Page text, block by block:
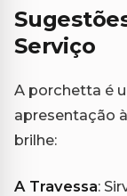
Serviço
A porchetta é
apresentação
brilhe:
A Travessa: